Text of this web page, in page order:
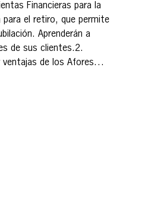
Financieras para la
para el retiro, que permite
Aprenderán a
de sus clientes.2.
ventajas de los Afores…